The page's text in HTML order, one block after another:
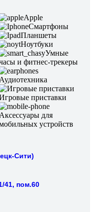
Apple
Смартфоны
Планшеты
Ноутбуки
Умные
и фитнес-трекеры
Аудиотехника
приставки
Аксессуары для
устройств
Сити)
41, пом.60